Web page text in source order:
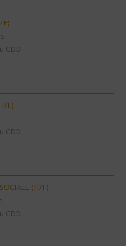
F)
CDD
F)
CDD
(H/F)
CDD